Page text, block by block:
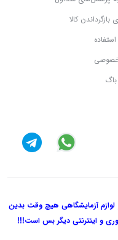
بازگرداندن کالا
لوازم آزمایشگاهی هیچ وقت بدین
و اینترنتی دیگر بس است!!!